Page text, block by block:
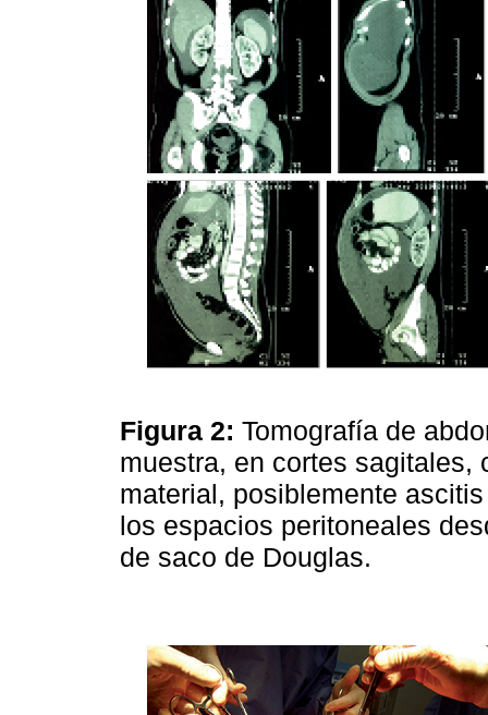
Figura 2: Tomografía de
muestra, en cortes sagitales,
material, posiblemente
los espacios peritoneales
de saco de Douglas.